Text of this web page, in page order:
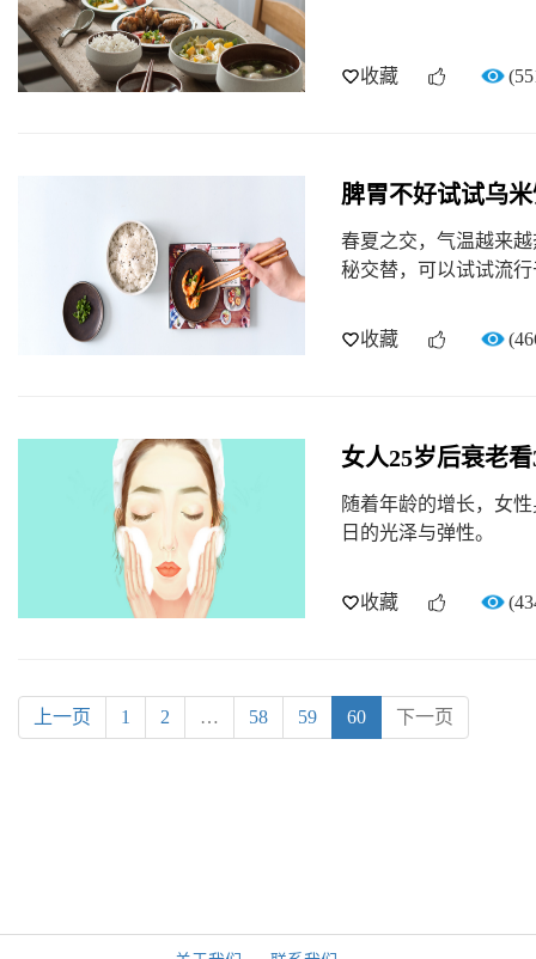
收藏
脾胃不好试试乌
春夏之交，气温越来
秘交替，可以试试流
收藏
女人25岁后衰老
随着年龄的增长，女
日的光泽与弹性。
收藏
上一页 1 2 … 58 59 60 下一页